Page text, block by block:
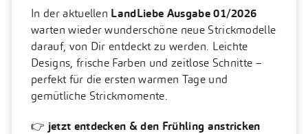
In der aktuellen LandLiebe Ausgabe 01/2026
warten wieder wunderschöne neue Strickmodelle
darauf, von Dir entdeckt zu werden. Leichte
Designs, frische Farben und zeitlose Schnitte –
perfekt für die ersten warmen Tage und
gemütliche Strickmomente.
👉 jetzt entdecken & den Frühling anstricken